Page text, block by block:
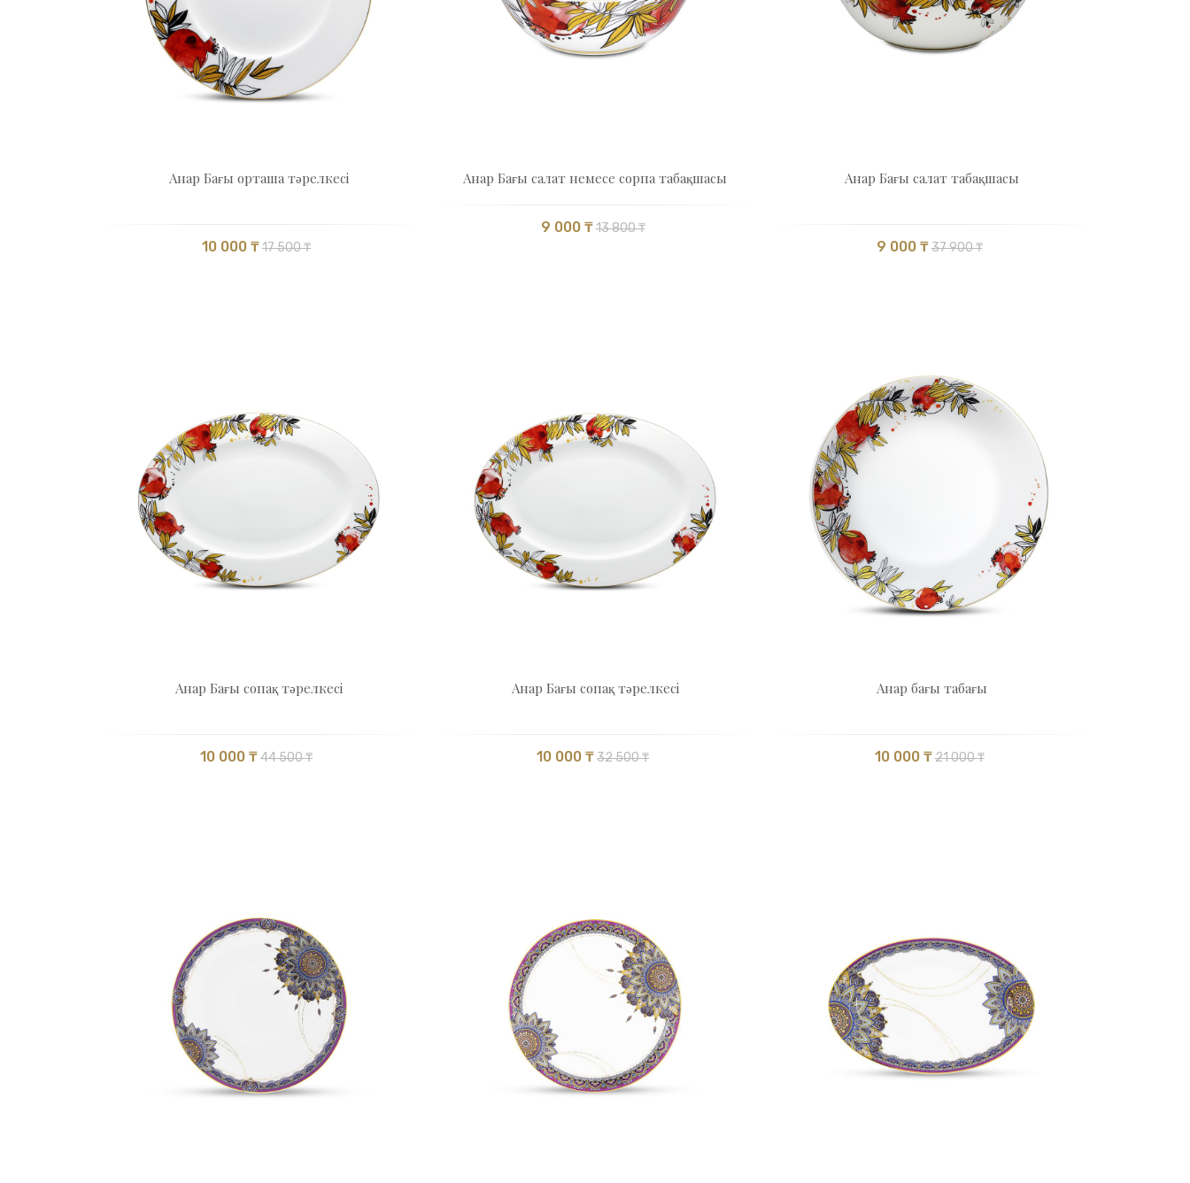
Анар Бағы орташа тәрелкесі
10 000 ₸17 500 ₸
Анар Бағы салат немесе сорпа табақшасы
9 000 ₸13 800 ₸
Анар Бағы cалат табақшасы
9 000 ₸37 900 ₸
Анар Бағы cопақ тәрелкесі
10 000 ₸44 500 ₸
Анар Бағы cопақ тәрелкесі
10 000 ₸32 500 ₸
Анар бағы табағы
10 000 ₸21 000 ₸